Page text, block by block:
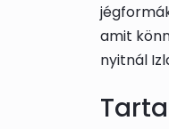
amit
nyitnál